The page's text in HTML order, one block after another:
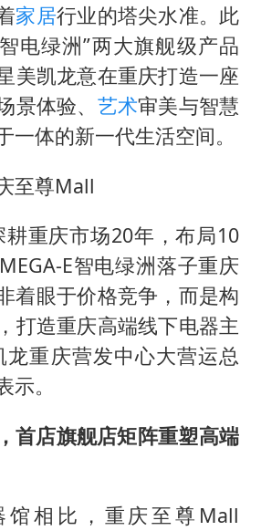
家居行业的塔尖水准。此
电绿洲”两大旗舰级产品
美凯龙意在重庆打造一座
景体验、 艺术审美与智慧
一体的新一代生活空间。
至尊Mall
耕重庆市场20年，布局10
E智电绿洲落子重庆
着眼于价格竞争，而是构
打造重庆高端线下电器主
龙重庆营发中心大营运总
。
首店旗舰店矩阵重塑高端
馆相比，重庆至尊Mall